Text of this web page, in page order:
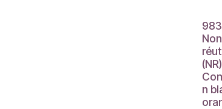
Non
(NR)
n